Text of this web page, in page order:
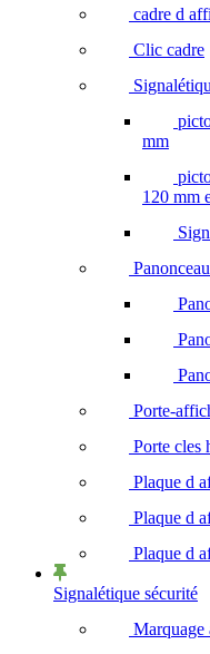
cadre d
Clic cadre
mm
120 mm
Porte-
Porte cles
Plaque d
Plaque d
Plaque d
Signalétique sécurité
Marquage